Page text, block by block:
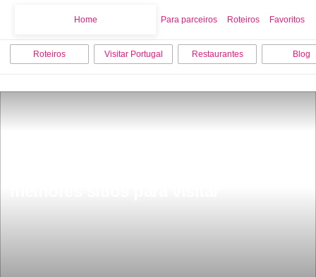
Home Para parceiros Roteiros Favoritos
Roteiros Visitar Portugal Restaurantes Blog